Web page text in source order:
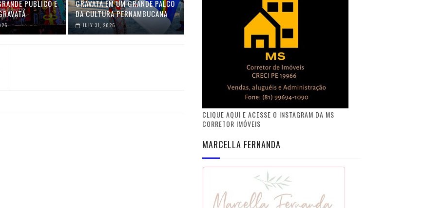
PÚBLICO E
GRAVATÁ EM UM GRANDE PALCO
DA CULTURA PERNAMBUCANA
JULY 31, 2026
CLIQUE AQUI E ACESSE O INSTAGRAM DA MS
CORRETOR IMÓVEIS
MARCELLA FERNANDA